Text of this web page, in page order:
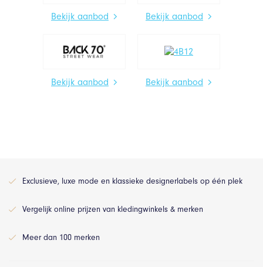
Bekijk aanbod Bekijk aanbod
Bekijk aanbod Bekijk aanbod
Exclusieve, luxe mode en klassieke designerlabels op één plek
Vergelijk online prijzen van kledingwinkels & merken
Meer dan 100 merken